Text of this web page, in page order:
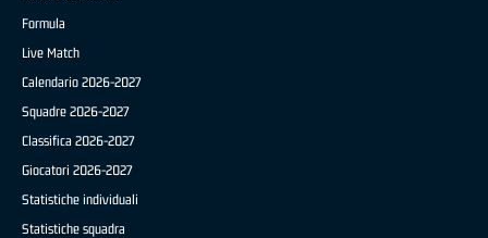
Formula
Live Match
Calendario 2026-2027
Squadre 2026-2027
Classifica 2026-2027
Giocatori 2026-2027
Statistiche individuali
Statistiche squadra